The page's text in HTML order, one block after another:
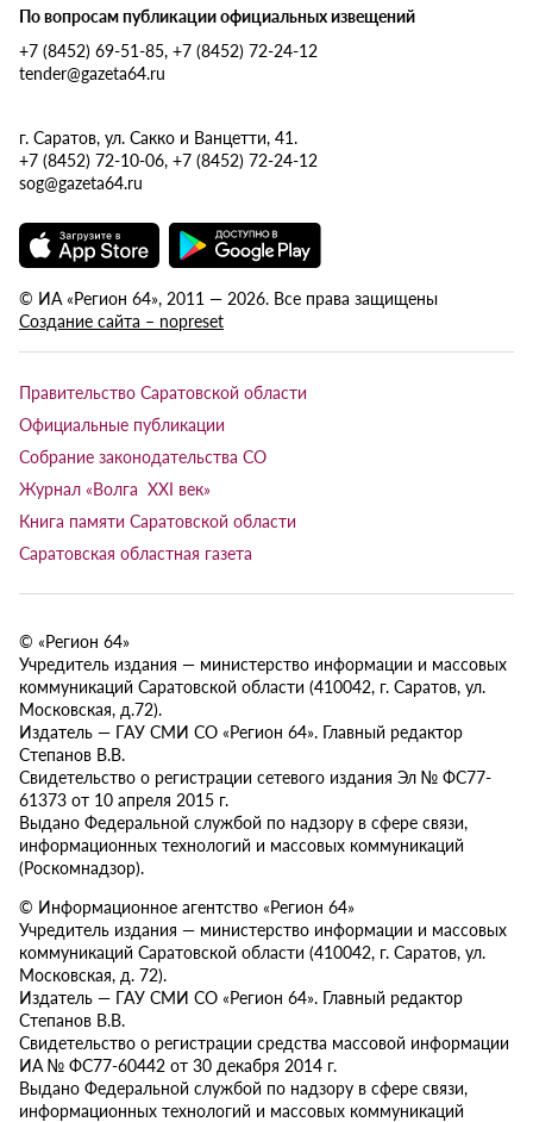
По вопросам публикации официальных извещений
+7 (8452) 69-51-85, +7 (8452) 72-24-12
tender@gazeta64.ru
г. Саратов, ул. Сакко и Ванцетти, 41.
+7 (8452) 72-10-06, +7 (8452) 72-24-12
sog@gazeta64.ru
© ИА «Регион 64», 2011 — 2026. Все права защищены
Создание сайта – nopreset
Правительство Саратовской области
Официальные публикации
Собрание законодательства СО
Журнал «Волга XXI век»
Книга памяти Саратовской области
Саратовская областная газета
© «Регион 64»
Учредитель издания — министерство информации и массовых
коммуникаций Саратовской области (410042, г. Саратов, ул.
Московская, д.72).
Издатель — ГАУ СМИ СО «Регион 64». Главный редактор
Степанов В.В.
Свидетельство о регистрации сетевого издания Эл № ФС77-
61373 от 10 апреля 2015 г.
Выдано Федеральной службой по надзору в сфере связи,
информационных технологий и массовых коммуникаций
(Роскомнадзор).
© Информационное агентство «Регион 64»
Учредитель издания — министерство информации и массовых
коммуникаций Саратовской области (410042, г. Саратов, ул.
Московская, д. 72).
Издатель — ГАУ СМИ СО «Регион 64». Главный редактор
Степанов В.В.
Свидетельство о регистрации средства массовой информации
ИА № ФС77-60442 от 30 декабря 2014 г.
Выдано Федеральной службой по надзору в сфере связи,
информационных технологий и массовых коммуникаций